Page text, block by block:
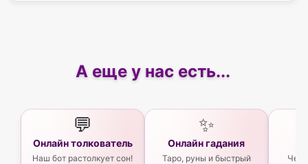
А еще у нас есть...
💬
Онлайн толкователь
Наш бот растолкует сон!
✨
Онлайн гадания
Таро, руны и быстрый